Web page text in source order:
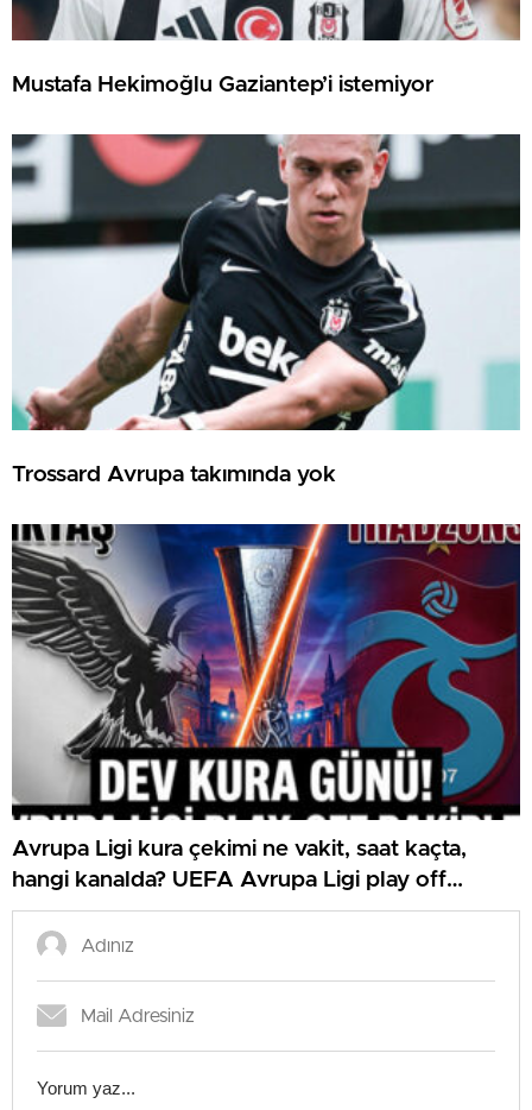
Mustafa Hekimoğlu Gaziantep’i istemiyor
Trossard Avrupa takımında yok
Avrupa Ligi kura çekimi ne vakit, saat kaçta,
hangi kanalda? UEFA Avrupa Ligi play off
Beşiktaş ve Trabzonspor olası rakipleri